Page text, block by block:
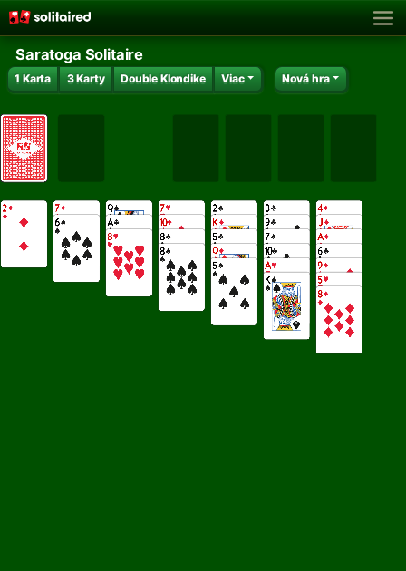
Saratoga Solitaire
1 Karta 3 Karty Double Klondike Viac Nová hra